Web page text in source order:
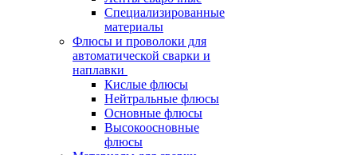
Специализированные
материалы
Флюсы и проволоки для
автоматической сварки и
наплавки
Кислые флюсы
Нейтральные флюсы
Основные флюсы
Высокоосновные
флюсы